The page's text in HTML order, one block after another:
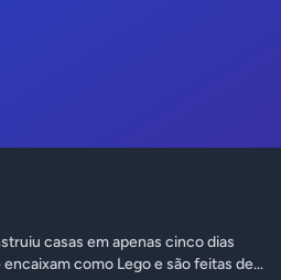
casas em apenas cinco dias
como Lego e são feitas de